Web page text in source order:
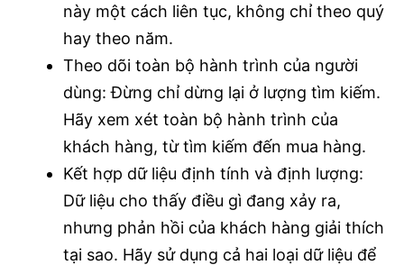
này một cách liên tục, không chỉ theo quý
hay theo năm.
Theo dõi toàn bộ hành trình của người
dùng: Đừng chỉ dừng lại ở lượng tìm kiếm.
Hãy xem xét toàn bộ hành trình của
khách hàng, từ tìm kiếm đến mua hàng.
Kết hợp dữ liệu định tính và định lượng:
Dữ liệu cho thấy điều gì đang xảy ra,
nhưng phản hồi của khách hàng giải thích
tại sao. Hãy sử dụng cả hai loại dữ liệu để